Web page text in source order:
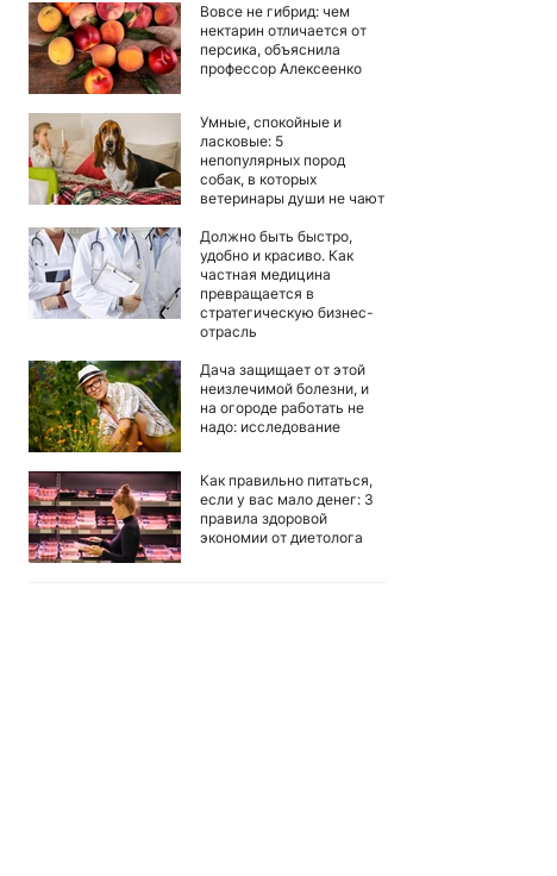
Вовсе не гибрид: чем
нектарин отличается от
персика, объяснила
профессор Алексеенко
Умные, спокойные и
ласковые: 5
непопулярных пород
собак, в которых
ветеринары души не чают
Должно быть быстро,
удобно и красиво. Как
частная медицина
превращается в
стратегическую бизнес-
отрасль
Дача защищает от этой
неизлечимой болезни, и
на огороде работать не
надо: исследование
Как правильно питаться,
если у вас мало денег: 3
правила здоровой
экономии от диетолога